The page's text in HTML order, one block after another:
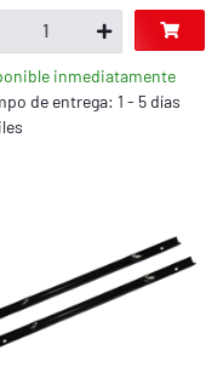
inmediatamente
de entrega: 1 - 5 días